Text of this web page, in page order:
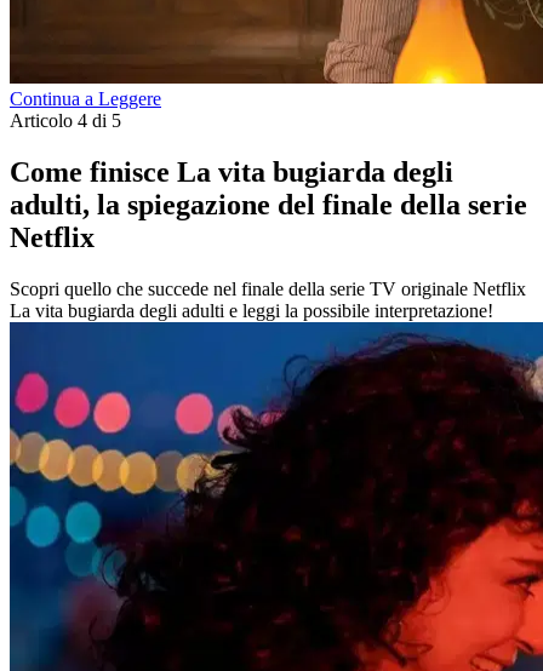
Continua a Leggere
Articolo 4 di 5
Come finisce La vita bugiarda degli
adulti, la spiegazione del finale della serie
Netflix
Scopri quello che succede nel finale della serie TV originale Netflix
La vita bugiarda degli adulti e leggi la possibile interpretazione!